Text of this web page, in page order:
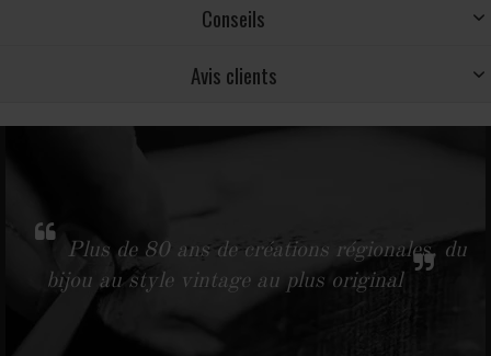
Conseils
Avis clients
Plus de 80 ans de créations régionales, du
bijou au style vintage au plus original